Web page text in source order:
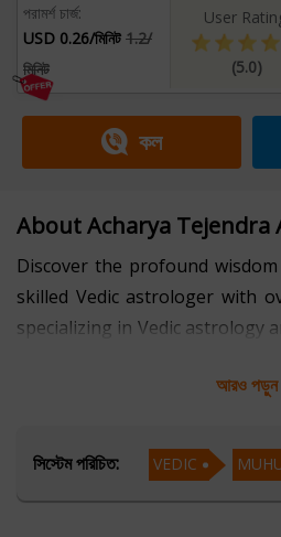
পরামর্শ চার্জ:
USD 0.26/মিনিট 1.2/
মিনিট
User
(5.0)
কল
About Acharya Tejendra
Discover the profound
skilled Vedic astrologer with
specializing in Vedic astrology
provides insightful
and align with cosmic energies.
আরও পড়ুন
সিস্টেম পরিচিত: VEDIC